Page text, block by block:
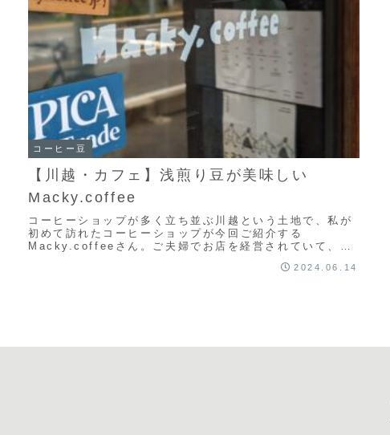
コーヒー豆
【川越・カフェ】浅煎り豆が美味しい
Macky.coffee
コーヒーショップが多く立ち並ぶ川越という土地で、私が
初めて訪れたコーヒーショップが今回ご紹介する
Macky.coffeeさん。ご夫婦でお店を経営されていて、初
2024.06.14